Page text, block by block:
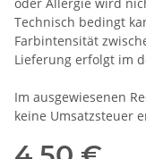
Technisch bedingt
Farbintensität
Lieferung erfolgt im
Im ausgewiesenen
keine Umsatzsteuer